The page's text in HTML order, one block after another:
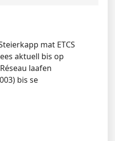
mat ETCS
aktuell bis op
laafen
bis se